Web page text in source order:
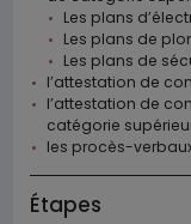
Les plans
Les plans de
Les plans de
l’attestation de
l’attestation de
catégorie
les procès-
Étapes